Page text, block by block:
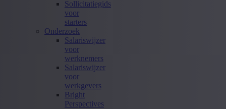
Sollicitatiegids
voor
starters
Onderzoek
Salariswijzer
voor
werknemers
Salariswijzer
voor
werkgevers
Bright
Perspectives